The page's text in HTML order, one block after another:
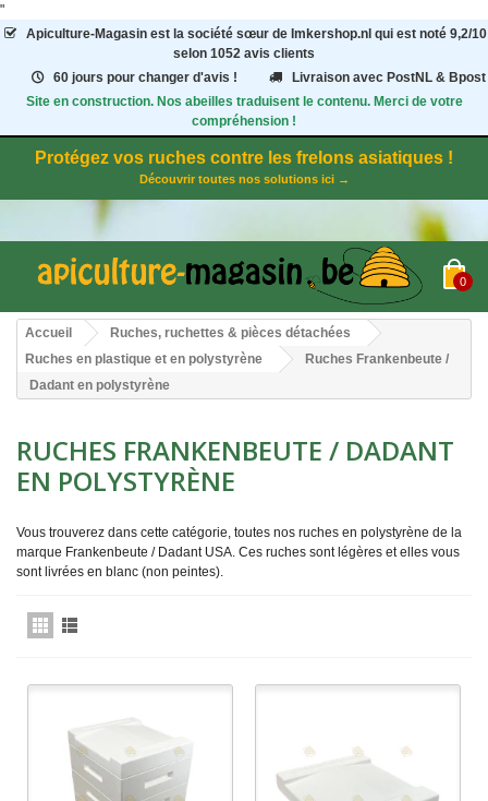
"
Apiculture-Magasinest la société sœur de Imkershop.nl qui est noté 9,2/10
selon 1052 avis clients
60 jours pour changer d'avis !
Livraison avec PostNL & Bpost
Site en construction. Nos abeilles traduisent le contenu. Merci de votre
compréhension !
Protégez vos ruches contre les frelons asiatiques !
Découvrir toutes nos solutions ici →
0
Accueil
Ruches, ruchettes & pièces détachées
Ruches en plastique et en polystyrène
Ruches Frankenbeute /
Dadant en polystyrène
RUCHES FRANKENBEUTE / DADANT
EN POLYSTYRÈNE
Vous trouverez dans cette catégorie, toutes nos ruches en polystyrène de la
marque Frankenbeute / Dadant USA. Ces ruches sont légères et elles vous
sont livrées en blanc (non peintes).